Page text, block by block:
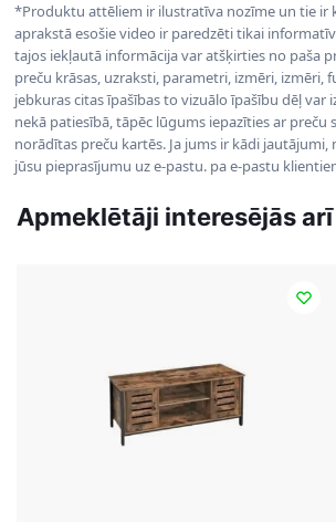
*Produktu attēliem ir ilustratīva nozīme un tie ir
aprakstā esošie video ir paredzēti tikai
tajos iekļautā informācija var atšķirties no paša
preču krāsas, uzraksti, parametri, izmēri, izmēri,
jebkuras citas īpašības to vizuālo īpašību dēļ var
nekā patiesībā, tāpēc lūgums iepazīties ar preču
norādītas preču kartēs. Ja jums ir kādi jautājumi,
jūsu pieprasījumu uz e-pastu. pa e-pastu
Apmeklētāji interesējās